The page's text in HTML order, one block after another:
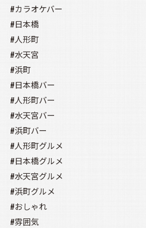
#カラオケバー
#日本橋
#人形町
#水天宮
#浜町
#日本橋バー
#人形町バー
#水天宮バー
#浜町バー
#人形町グルメ
#日本橋グルメ
#水天宮グルメ
#浜町グルメ
#おしゃれ
#雰囲気